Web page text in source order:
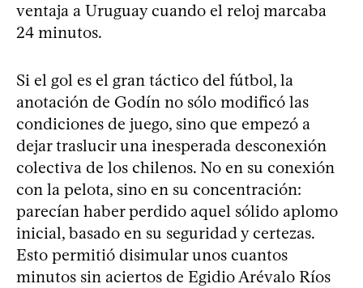
ventaja a Uruguay cuando el reloj marcaba
24 minutos.
Si el gol es el gran táctico del fútbol, la
anotación de Godín no sólo modificó las
condiciones de juego, sino que empezó a
dejar traslucir una inesperada desconexión
colectiva de los chilenos. No en su conexión
con la pelota, sino en su concentración:
parecían haber perdido aquel sólido aplomo
inicial, basado en su seguridad y certezas.
Esto permitió disimular unos cuantos
minutos sin aciertos de Egidio Arévalo Ríos